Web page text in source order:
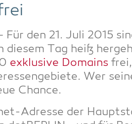
Für den 21. Juli 2015
die­sem Tag heiß
exklu­si­ve Domains
Wer
Chance.
Adres­se der